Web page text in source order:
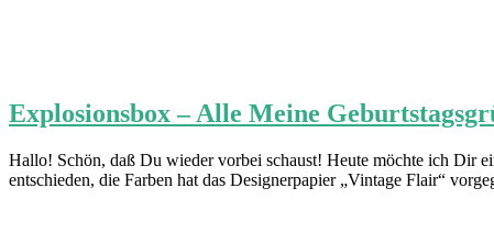
Explosionsbox – Alle Meine
Hallo! Schön, daß Du wieder vorbei schaust! Heute möchte ich Dir
entschieden, die Farben hat das Designerpapier „Vintage Flair“